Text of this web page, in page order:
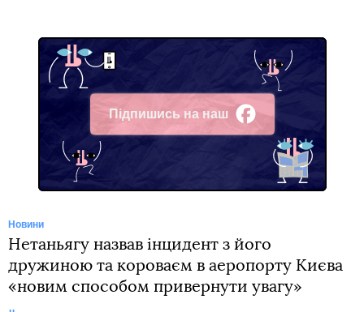
Підпишись на наш
Facebook
Новини
Нетаньягу назвав інцидент з його
дружиною та короваєм в аеропорту Києва
«новим способом привернути увагу»